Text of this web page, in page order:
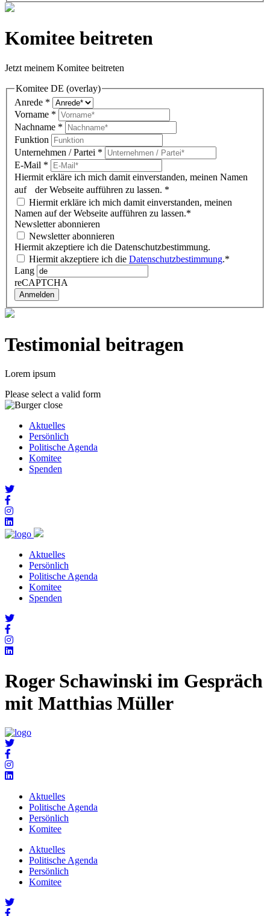
Komitee beitreten
Jetzt meinem Komitee beitreten
Komitee DE (overlay)
Anrede *
Vorname *
Nachname *
Funktion
Unternehmen / Partei *
E-Mail *
Hiermit erkläre ich mich damit einverstanden, meinen Namen
auf der Webseite aufführen zu lassen. *
Hiermit erkläre ich mich damit einverstanden, meinen
Namen auf der Webseite aufführen zu lassen.*
Newsletter abonnieren
Newsletter abonnieren
Hiermit akzeptiere ich die Datenschutzbestimmung.
Hiermit akzeptiere ich die Datenschutzbestimmung.*
Lang
reCAPTCHA
Anmelden
Testimonial beitragen
Lorem ipsum
Please select a valid form
Aktuelles
Persönlich
Politische Agenda
Komitee
Spenden
Aktuelles
Persönlich
Politische Agenda
Komitee
Spenden
Roger Schawinski im Gespräch
mit Matthias Müller
Aktuelles
Politische Agenda
Persönlich
Komitee
Aktuelles
Politische Agenda
Persönlich
Komitee